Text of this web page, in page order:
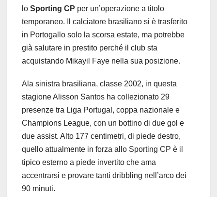
lo Sporting CP per un’operazione a titolo
temporaneo. Il calciatore brasiliano si è trasferito
in Portogallo solo la scorsa estate, ma potrebbe
già salutare in prestito perché il club sta
acquistando Mikayil Faye nella sua posizione.
Ala sinistra brasiliana, classe 2002, in questa
stagione Alisson Santos ha collezionato 29
presenze tra Liga Portugal, coppa nazionale e
Champions League, con un bottino di due gol e
due assist. Alto 177 centimetri, di piede destro,
quello attualmente in forza allo Sporting CP è il
tipico esterno a piede invertito che ama
accentrarsi e provare tanti dribbling nell’arco dei
90 minuti.